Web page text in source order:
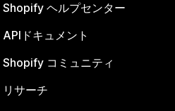
Shopify ヘルプセンター
APIドキュメント
Shopify コミュニティ
リサーチ